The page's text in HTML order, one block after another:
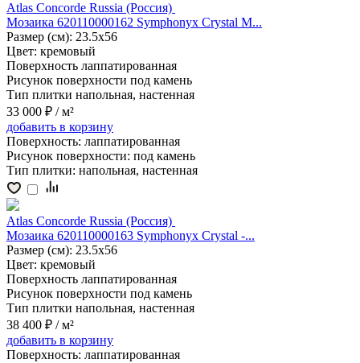
Atlas Concorde Russia (Россия)
Мозаика 620110000162 Symphonyx Crystal M...
Размер (см): 23.5x56
Цвет: кремовый
Поверхность лаппатированная
Рисунок поверхности под камень
Тип плитки напольная, настенная
33 000 ₽ / м²
добавить в корзину
Поверхность: лаппатированная
Рисунок поверхности: под камень
Тип плитки: напольная, настенная
Atlas Concorde Russia (Россия)
Мозаика 620110000163 Symphonyx Crystal -...
Размер (см): 23.5x56
Цвет: кремовый
Поверхность лаппатированная
Рисунок поверхности под камень
Тип плитки напольная, настенная
38 400 ₽ / м²
добавить в корзину
Поверхность: лаппатированная